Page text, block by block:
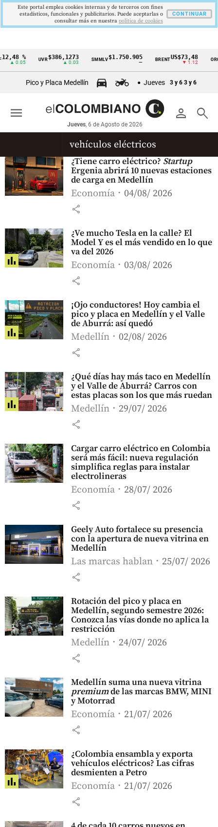
Cintillo
económicos
Colombia
%
▲ 0.05
UVR$386,1273
▲ 0.03
SMMLV$1.750.905
—
BRENTUS$73,48
▼ 1.12
ORO
Pico y Placa Medellín Jueves 3 y 6 3 y 6
person search
Jueves, 6 de Agosto de 2026
menu
vehículos eléctricos
¿Tiene carro eléctrico? Startup
Ergenia abrirá 10 nuevas estaciones
de carga en Medellín
Economía 04/08/ 2026
share
¿Ve mucho Tesla en la calle? El
Model Y es el más vendido en lo que
va del 2026
Economía 03/08/ 2026
share
¡Ojo conductores! Hoy cambia el
pico y placa en Medellín y el Valle
de Aburrá: así quedó
Medellín 02/08/ 2026
share
¿Qué días hay más taco en Medellín
y el Valle de Aburrá? Carros con
estas placas son los que más ruedan
Medellín 29/07/ 2026
share
Cargar carro eléctrico en Colombia
será más fácil: nueva regulación
simplifica reglas para instalar
electrolineras
Economía 28/07/ 2026
share
Geely Auto fortalece su presencia
con la apertura de nueva vitrina en
Medellín
Las marcas hablan 25/07/ 2026
share
Rotación del pico y placa en
Medellín, segundo semestre 2026:
Conozca las vías donde no aplica la
restricción
Medellín 24/07/ 2026
share
Medellín suma una nueva vitrina
premiumde las marcas BMW, MINI
y Motorrad
Economía 21/07/ 2026
share
¿Colombia ensambla y exporta
vehículos eléctricos? Las cifras
desmienten a Petro
Economía 21/07/ 2026
share
Este portal emplea cookies internas y de terceros con fines
estadísticos, funcionales y publicitarios. Puede aceptarlas o
consultar más en nuestra politica de cookies
CONTINUAR